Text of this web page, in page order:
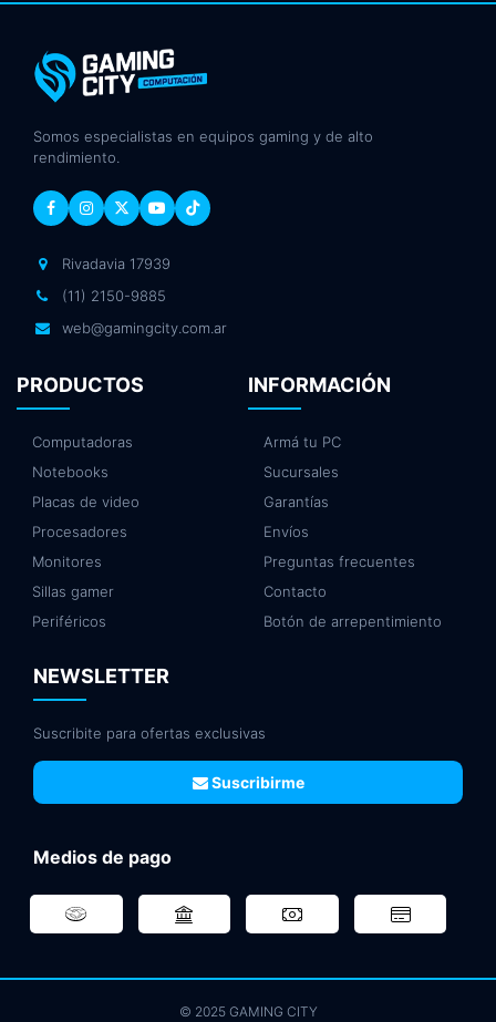
Somos especialistas en equipos gaming y de alto
rendimiento.
Rivadavia 17939
(11) 2150-9885
web@gamingcity.com.ar
PRODUCTOS
Computadoras
Notebooks
Placas de video
Procesadores
Monitores
Sillas gamer
Periféricos
INFORMACIÓN
Armá tu PC
Sucursales
Garantías
Envíos
Preguntas frecuentes
Contacto
Botón de arrepentimiento
NEWSLETTER
Suscribite para ofertas exclusivas
Suscribirme
Medios de pago
© 2025 GAMING CITY